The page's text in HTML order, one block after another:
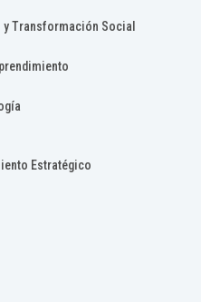
Transformación Social
Estratégico